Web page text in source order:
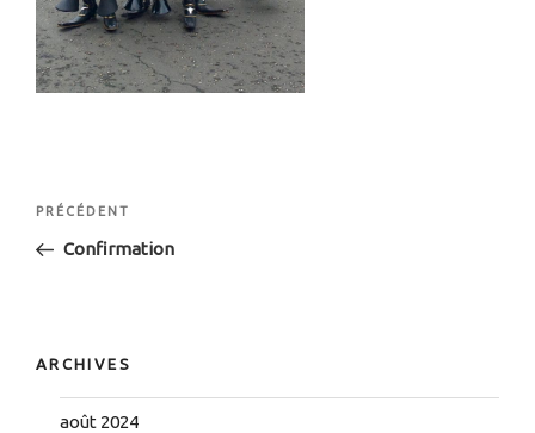
Navigation
l’article
Article
précédent
PRÉCÉDENT
Confirmation
ARCHIVES
août 2024